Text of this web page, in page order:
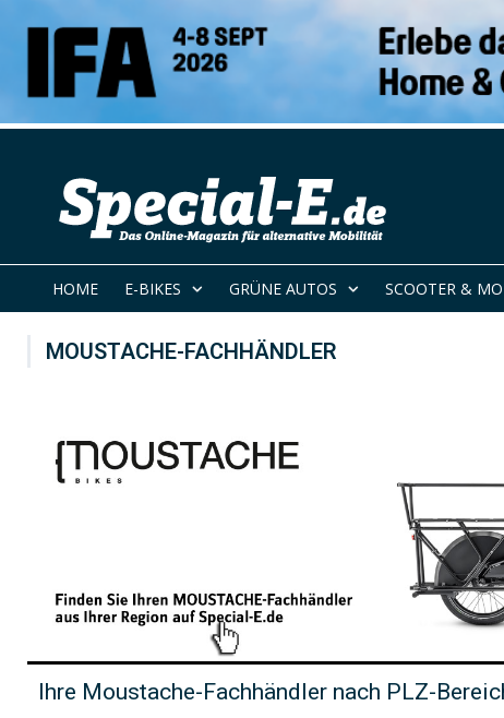
HOME E-BIKES GRÜNE AUTOS SCOOTER &
MOUSTACHE-FACHHÄNDLER
Ihre Moustache-Fachhändler nach PLZ-